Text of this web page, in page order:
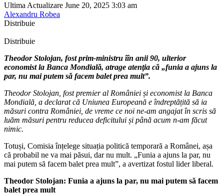
Ultima Actualizare June 20, 2025 3:03 am
Alexandru Robea
Distribuie
Distribuie
Theodor Stolojan, fost prim-ministru îîn anii 90, ulterior
economist la Banca Mondială, atrage atenţia că „funia a ajuns la
par, nu mai putem să facem balet prea mult”.
Theodor Stolojan, fost premier al României și economist la Banca
Mondială, a declarat că Uniunea Europeană e îndreptățită să ia
măsuri contra României, de vreme ce noi ne-am angajat în scris să
luăm măsuri pentru reducea deficitului și până acum n-am făcut
nimic.
Totuși, Comisia înțelege situația politică temporară a Românei, așa
că probabil ne va mai păsui, dar nu mult. „Funia a ajuns la par, nu
mai putem să facem balet prea mult”, a avertizat fostul lider liberal.
Theodor Stolojan: Funia a ajuns la par, nu mai putem să facem
balet prea mult